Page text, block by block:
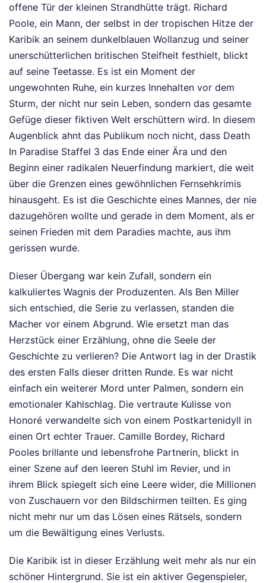
offene Tür der kleinen Strandhütte trägt. Richard
Poole, ein Mann, der selbst in der tropischen Hitze der
Karibik an seinem dunkelblauen Wollanzug und seiner
unerschütterlichen britischen Steifheit festhielt, blickt
auf seine Teetasse. Es ist ein Moment der
ungewohnten Ruhe, ein kurzes Innehalten vor dem
Sturm, der nicht nur sein Leben, sondern das gesamte
Gefüge dieser fiktiven Welt erschüttern wird. In diesem
Augenblick ahnt das Publikum noch nicht, dass Death
In Paradise Staffel 3 das Ende einer Ära und den
Beginn einer radikalen Neuerfindung markiert, die weit
über die Grenzen eines gewöhnlichen Fernsehkrimis
hinausgeht. Es ist die Geschichte eines Mannes, der nie
dazugehören wollte und gerade in dem Moment, als er
seinen Frieden mit dem Paradies machte, aus ihm
gerissen wurde.
Dieser Übergang war kein Zufall, sondern ein
kalkuliertes Wagnis der Produzenten. Als Ben Miller
sich entschied, die Serie zu verlassen, standen die
Macher vor einem Abgrund. Wie ersetzt man das
Herzstück einer Erzählung, ohne die Seele der
Geschichte zu verlieren? Die Antwort lag in der Drastik
des ersten Falls dieser dritten Runde. Es war nicht
einfach ein weiterer Mord unter Palmen, sondern ein
emotionaler Kahlschlag. Die vertraute Kulisse von
Honoré verwandelte sich von einem Postkartenidyll in
einen Ort echter Trauer. Camille Bordey, Richard
Pooles brillante und lebensfrohe Partnerin, blickt in
einer Szene auf den leeren Stuhl im Revier, und in
ihrem Blick spiegelt sich eine Leere wider, die Millionen
von Zuschauern vor den Bildschirmen teilten. Es ging
nicht mehr nur um das Lösen eines Rätsels, sondern
um die Bewältigung eines Verlusts.
Die Karibik ist in dieser Erzählung weit mehr als nur ein
schöner Hintergrund. Sie ist ein aktiver Gegenspieler,